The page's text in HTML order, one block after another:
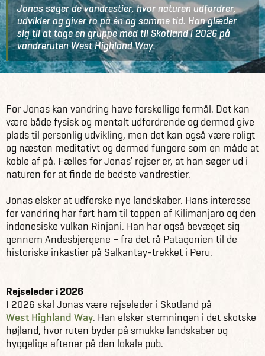
Jonas søger de vandrestier, hvor naturen udfordrer,
udvikler og giver ro på én og samme tid. Han glæder
sig til at tage en gruppe med til Skotland i 2026 på
vandreruten West Highland Way.
For Jonas kan vandring have forskellige formål. Det kan
være både fysisk og mentalt udfordrende og dermed give
plads til personlig udvikling, men det kan også være roligt
og næsten meditativt og dermed fungere som en måde at
koble af på. Fælles for Jonas’ rejser er, at han søger ud i
naturen for at finde de bedste vandrestier.
Jonas elsker at udforske nye landskaber. Hans interesse
for vandring har ført ham til toppen af Kilimanjaro og den
indonesiske vulkan Rinjani. Han har også bevæget sig
gennem Andesbjergene – fra det rå Patagonien til de
historiske inkastier på Salkantay-trekket i Peru.
Rejseleder i 2026
I 2026 skal Jonas være rejseleder i Skotland på
West Highland Way. Han elsker stemningen i det skotske
højland, hvor ruten byder på smukke landskaber og
hyggelige aftener på den lokale pub.